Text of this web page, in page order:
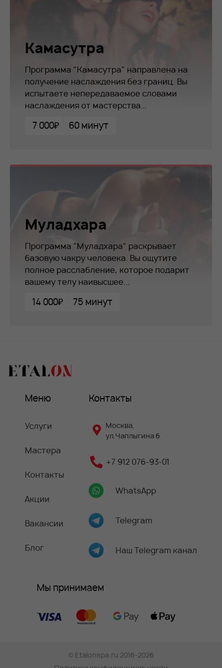
Камасутра
Программа "Камасутра" направлена на
получение наслаждения без границ. Вы
испытаете непередаваемое словами
наслаждения от мастерства...
7 000₽ 60 минут
Муладхара
Программа "Муладхара" раскрывает
базовую чакру человека. Вы ощутите
полное расслабление, которое подарит
вашему телу наивысшее...
14 000₽ 75 минут
Меню
Услуги
Мастера
Контакты
Акции
Вакансии
Блог
Контакты
Москва,
ул.Чаплыгина 6
+7 912 076-93-01
WhatsApp
Telegram
Наш Telegram канал
Мы принимаем
© Etalonspa.ru 2016-2026